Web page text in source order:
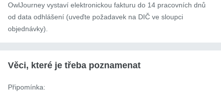
OwlJourney vystaví elektronickou fakturu do 14 pracovních dnů
od data odhlášení (uveďte požadavek na DIČ ve sloupci
objednávky).
Věci, které je třeba poznamenat
Připomínka: